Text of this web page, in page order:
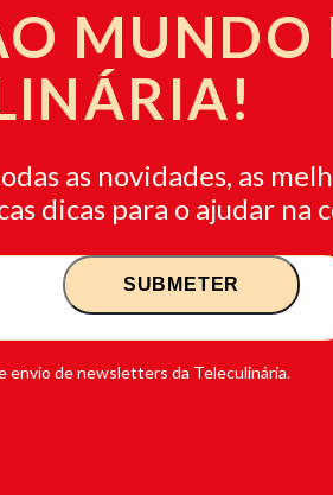
MUNDO
as novidades, as
dicas para o ajudar na
envio de newsletters da Teleculinária.